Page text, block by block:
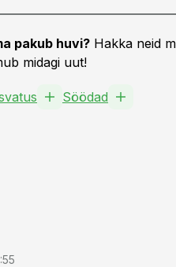
pakub huvi? Hakka neid
midagi uut!
Söödad